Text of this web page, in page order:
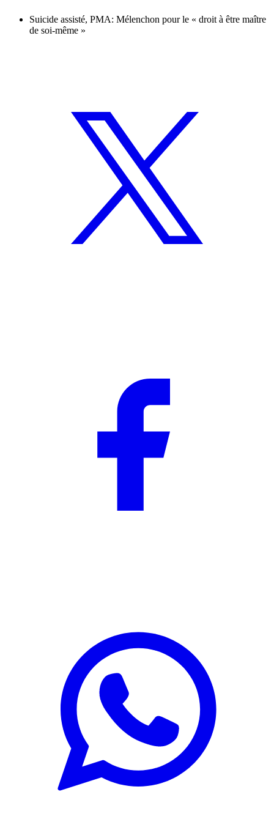
Suicide assisté, PMA: Mélenchon pour le « droit à être maître
de soi-même »